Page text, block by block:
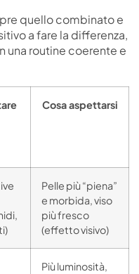
quello combinato e
a fare la differenza,
una routine coerente e
Cosa aspettarsi
Pelle più “piena”
e morbida, viso
più fresco
(effetto visivo)
Più luminosità,